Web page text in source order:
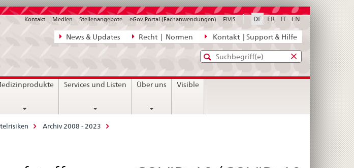
Direktnavigation
News,
Kontakt
News & Updates Recht | Normen Kontakt | Support & Hilfe
DE FR IT EN
Kontakt Medien Stellenangebote eGov-Portal (Fachanwendungen) ElViS
Standard-
Suche
Eingabefenster
diefür
Services und Listen Über uns Visible
Archiv 2008 - 2023